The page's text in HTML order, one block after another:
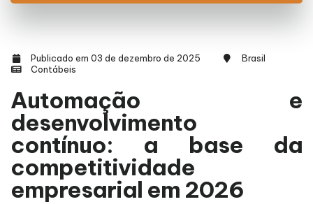
Publicado em 03 de dezembro de 2025
Brasil
Contábeis
Automação e
desenvolvimento
contínuo: a base da
competitividade
empresarial em 2026